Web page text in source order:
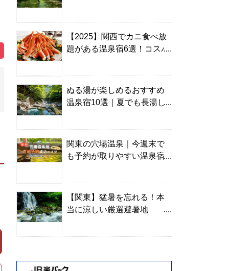
【2025】関西でカニ食べ放
題がある温泉宿6選！コスパ
ぬる湯が楽しめるおすすめ
温泉宿10選｜夏でも長湯し
関東の穴場温泉｜今週末で
も予約が取りやすい温泉宿
【関東】猛暑を忘れる！本
当に涼しい厳選避暑地